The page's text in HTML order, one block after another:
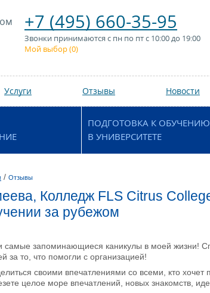
+7 (495) 660-35-95
Звонки принимаются с пн по пт с 10:00 до 19:00
Мой выбор (0)
Услуги Отзывы Новости
ПОДГОТОВКА К ОБУЧЕНИЮ
В УНИВЕРСИТЕТЕ
/ Отзывы
Колледж FLS Citrus
за рубежом
самые запоминающиеся каникулы в моей жизни!
за то, что помогли с организацией!
своими впечатлениями со всеми, кто
целое море впечатлений, новых знакомств,